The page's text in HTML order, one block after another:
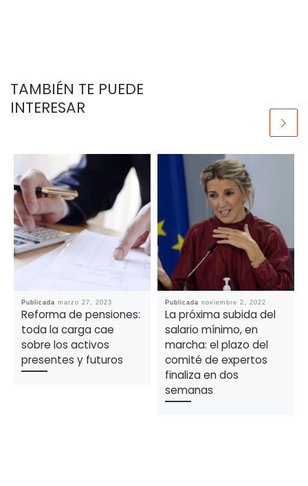
TAMBIÉN TE PUEDE
INTERESAR
Publicada marzo 27, 2023
Reforma de pensiones:
toda la carga cae
sobre los activos
presentes y futuros
Publicada noviembre 2, 2022
La próxima subida del
salario mínimo, en
marcha: el plazo del
comité de expertos
finaliza en dos
semanas